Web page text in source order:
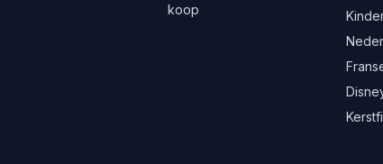
koop